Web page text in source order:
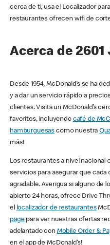
cerca de ti, usa el Localizador
restaurantes ofrecen wifi de
Acerca de
Desde 1954, McDonald’s se ha
y a dar un servicio rápido a
clientes. Visita un McDonald’s
favoritos, incluyendo café de
hamburguesas como nuestra
más!
Los restaurantes a nivel nacional
servicios para asegurar que
agradable. Averigua si alguno de
abierto 24 horas, ofrece Drive
el localizador de restaurantes
pagepara ver nuestras ofertas
adelantado con Mobile Order &
en el app de McDonald’s!